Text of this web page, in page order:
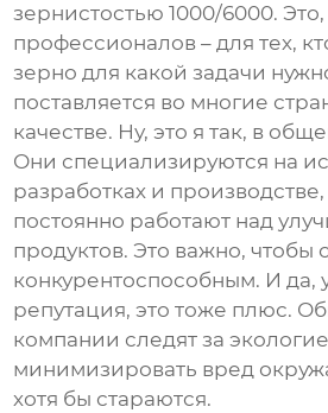
зернистостью 1000/6000. Это,
профессионалов – для тех,
зерно для какой задачи
поставляется во многие
качестве. Ну, это я так, в
Они специализируются на
разработках и производстве,
постоянно работают над
продуктов. Это важно, чтобы
конкурентоспособным. И да,
репутация, это тоже плюс.
компании следят за
минимизировать вред
хотя бы стараются.